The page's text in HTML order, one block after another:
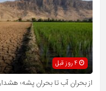
4 روز قبل
از بحران آب تا بحران پشه؛